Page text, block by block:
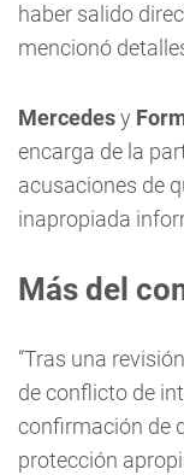
haber salido
mencionó
Mercedesy
encarga de la
acusaciones de
inapropiada
Más del
“Tras una
de conflicto de
confirmación de
protección